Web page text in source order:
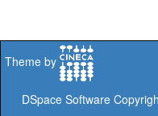
Theme by
DSpace Software